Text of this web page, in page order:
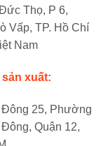
Thọ, P 6,
Vấp, TP. Hồ Chí
Nam
xuất:
Đông 25, Phường
Quận 12,